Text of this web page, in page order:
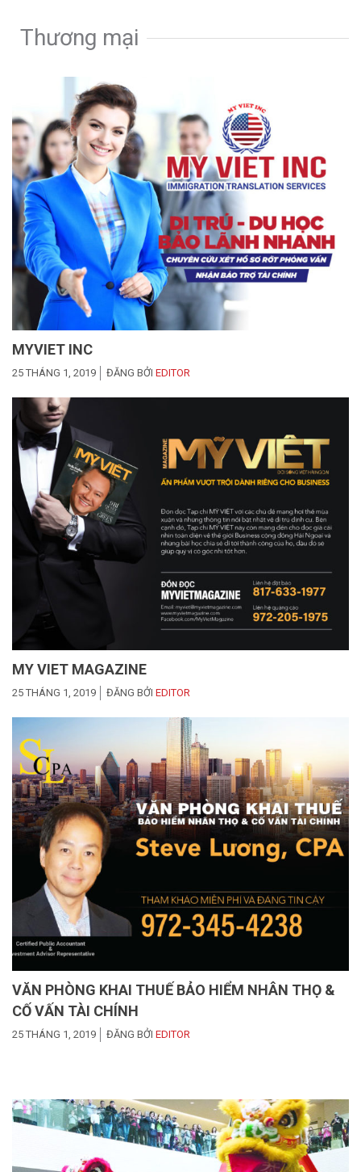
Thương mại
MYVIET INC
25 THÁNG 1, 2019 ĐĂNG BỞI EDITOR
MY VIET MAGAZINE
25 THÁNG 1, 2019 ĐĂNG BỞI EDITOR
VĂN PHÒNG KHAI THUẾ BẢO HIỂM NHÂN THỌ &
CỐ VẤN TÀI CHÍNH
25 THÁNG 1, 2019 ĐĂNG BỞI EDITOR